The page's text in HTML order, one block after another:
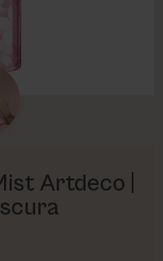
Artdeco |